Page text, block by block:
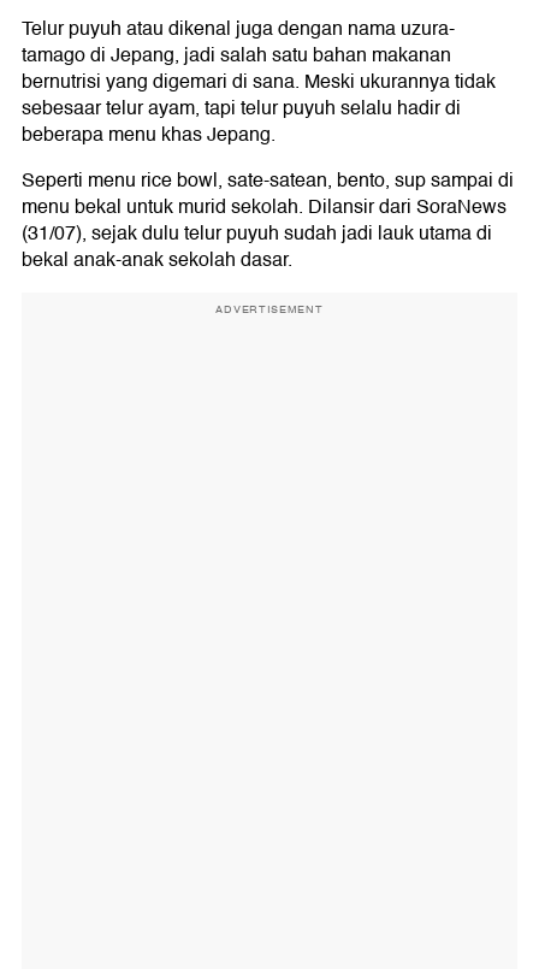
Telur puyuh atau dikenal juga dengan nama uzura-
tamago di Jepang, jadi salah satu bahan makanan
bernutrisi yang digemari di sana. Meski ukurannya tidak
sebesaar telur ayam, tapi telur puyuh selalu hadir di
beberapa menu khas Jepang.
Seperti menu rice bowl, sate-satean, bento, sup sampai di
menu bekal untuk murid sekolah. Dilansir dari SoraNews
(31/07), sejak dulu telur puyuh sudah jadi lauk utama di
bekal anak-anak sekolah dasar.
ADVERTISEMENT